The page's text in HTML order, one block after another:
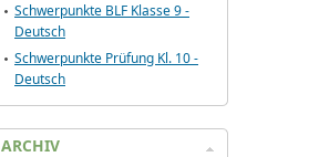
Schwerpunkte BLF Klasse 9 -
Deutsch
Schwerpunkte Prüfung Kl. 10 -
Deutsch
ARCHIV